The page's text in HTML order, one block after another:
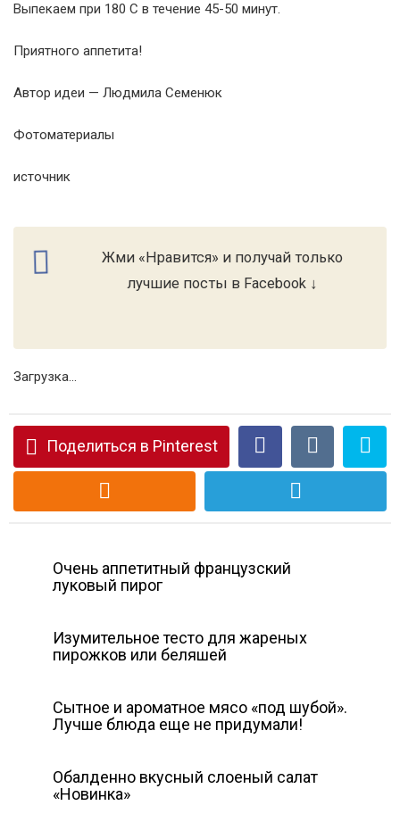
Выпекаем при 180 С в течение 45-50 минут.
Приятного аппетита!
Автор идеи — Людмила Семенюк
Фотоматериалы
источник
Жми «Нравится» и получай только
лучшие посты в Facebook ↓
Загрузка...
Поделиться в Pinterest
Очень аппетитный французский
луковый пирог
Изумительное тесто для жареных
пирожков или беляшей
Сытное и ароматное мясо «под шубой».
Лучше блюда еще не придумали!
Обалденно вкусный слоеный салат
«Новинка»